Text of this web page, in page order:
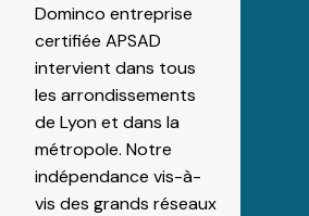
Dominco entreprise
certifiée APSAD
intervient dans tous
les arrondissements
de Lyon et dans la
métropole. Notre
indépendance vis-à-
vis des grands réseaux